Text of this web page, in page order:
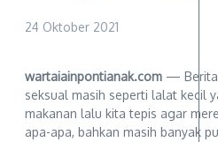
24 Oktober 2021
wartaiainpontianak.com — Berita
seksual masih seperti lalat kecil
makanan lalu kita tepis agar
apa-apa, bahkan masih banyak